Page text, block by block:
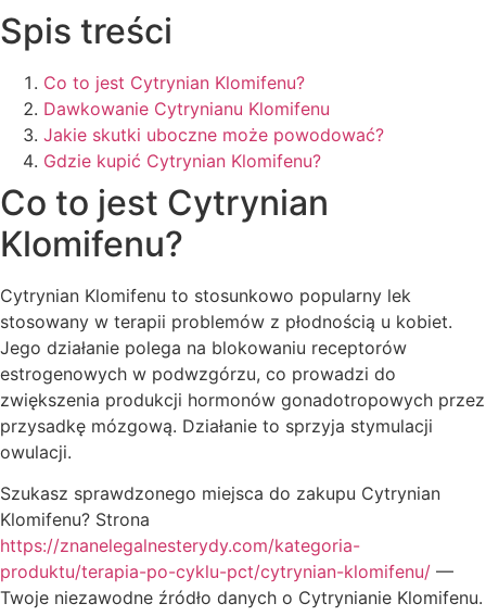
Spis treści
Co to jest Cytrynian Klomifenu?
Dawkowanie Cytrynianu Klomifenu
Jakie skutki uboczne może powodować?
Gdzie kupić Cytrynian Klomifenu?
Co to jest Cytrynian
Klomifenu?
Cytrynian Klomifenu to stosunkowo popularny lek
stosowany w terapii problemów z płodnością u kobiet.
Jego działanie polega na blokowaniu receptorów
estrogenowych w podwzgórzu, co prowadzi do
zwiększenia produkcji hormonów gonadotropowych przez
przysadkę mózgową. Działanie to sprzyja stymulacji
owulacji.
Szukasz sprawdzonego miejsca do zakupu Cytrynian
Klomifenu? Strona
https://znanelegalnesterydy.com/kategoria-
produktu/terapia-po-cyklu-pct/cytrynian-klomifenu/ —
Twoje niezawodne źródło danych o Cytrynianie Klomifenu.